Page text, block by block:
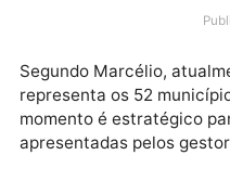
municipalista durante a
Defesa dos Municípios.